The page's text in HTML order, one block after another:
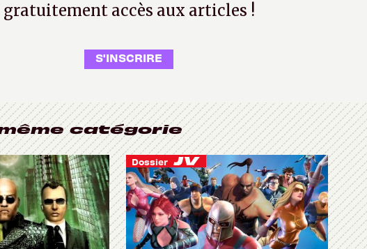
gratuitement accès aux articles !
S'INSCRIRE
catégorie
Dossier